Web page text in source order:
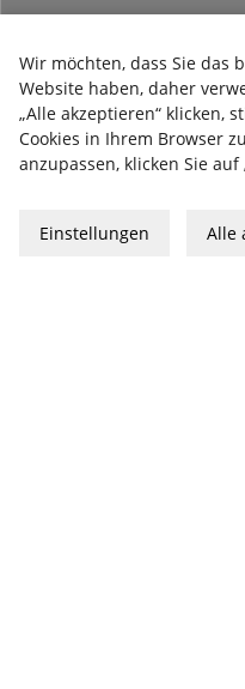
Wir möchten, dass Sie das
Website haben, daher
„Alle akzeptieren“ klicken,
Cookies in Ihrem Browser
anzupassen, klicken Sie auf
Einstellungen Alle